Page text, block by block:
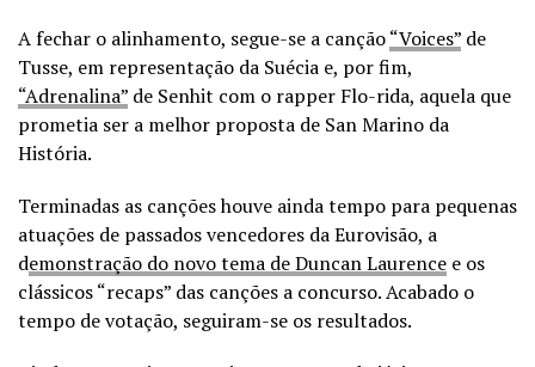
A fechar o alinhamento, segue-se a canção“Voices” de
Tusse, em representação da Suécia e, por fim,
“Adrenalina” de Senhit com o rapper Flo-rida, aquela que
prometia ser a melhor proposta de San Marino da
História.
Terminadas as canções houve ainda tempo para pequenas
atuações de passados vencedores da Eurovisão, a
demonstração do novo tema de Duncan Laurence e os
clássicos “recaps” das canções a concurso. Acabado o
tempo de votação, seguiram-se os resultados.